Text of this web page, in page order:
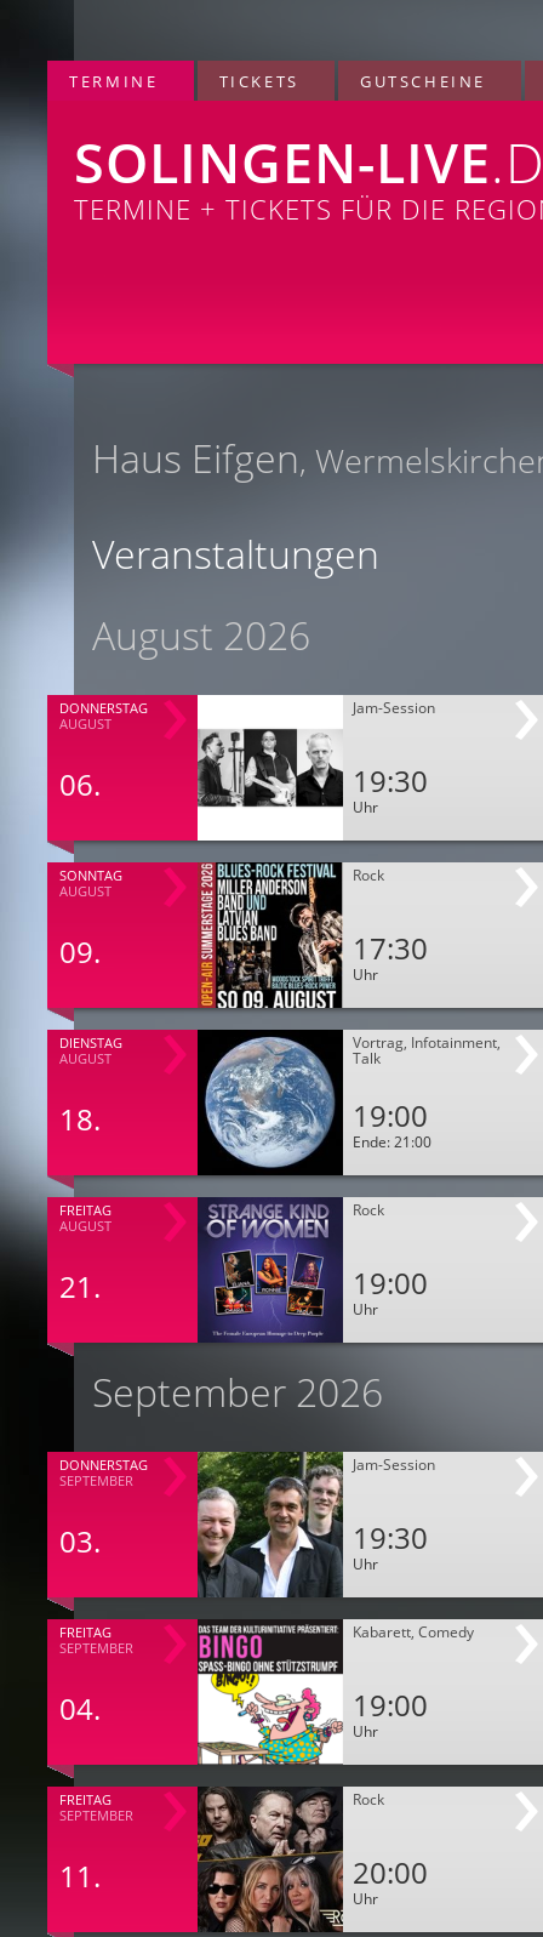
TERMINE TICKETS GUTSCHEINE
SOLINGEN-LIVE
TERMINE + TICKETS FÜR DIE
Haus Eifgen,
Veranstaltungen
August 2026
DONNERSTAG
AUGUST
06.
Jam-Session
19:30
Uhr
SONNTAG
AUGUST
09.
Rock
17:30
Uhr
DIENSTAG
AUGUST
18.
Vortrag, Infotainment,
Talk
19:00
Ende: 21:00
FREITAG
AUGUST
21.
Rock
19:00
Uhr
September 2026
DONNERSTAG
SEPTEMBER
03.
Jam-Session
19:30
Uhr
FREITAG
SEPTEMBER
04.
Kabarett, Comedy
19:00
Uhr
FREITAG
SEPTEMBER
11.
Rock
20:00
Uhr